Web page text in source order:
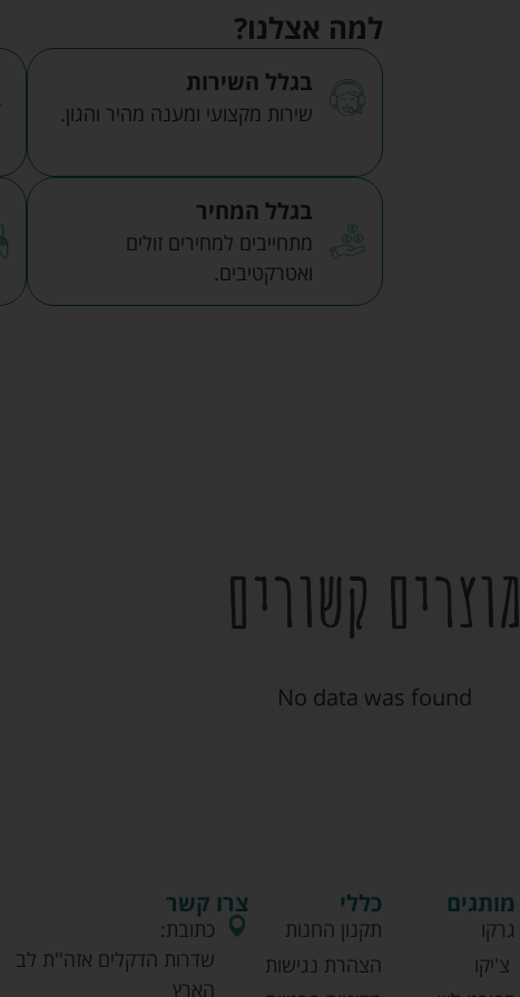
למה אצלנו?
בגלל השירות
שירות מקצועי ומענה מהיר והגון.
בגלל המחיר
מתחייבים למחירים זולים
ואטרקטיבים.
מוצרים קשורים
No data was found
מותגים
גרקו
צ'יקו
כללי
תקנון החנות
הצהרת נגישות
צרו קשר
כתובת:
שדרות הדקלים אזה''ת לב
הארץ